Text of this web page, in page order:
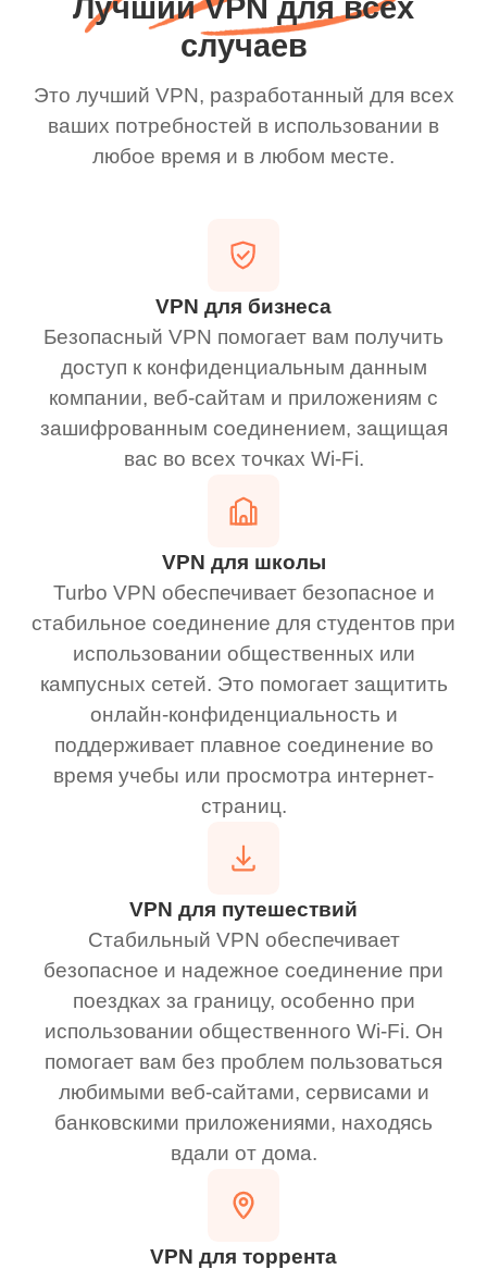
Лучший VPN для всех
случаев
Это лучший VPN, разработанный для всех
ваших потребностей в использовании в
любое время и в любом месте.
VPN для бизнеса
Безопасный VPN помогает вам получить
доступ к конфиденциальным данным
компании, веб-сайтам и приложениям с
зашифрованным соединением, защищая
вас во всех точках Wi-Fi.
VPN для школы
Turbo VPN обеспечивает безопасное и
стабильное соединение для студентов при
использовании общественных или
кампусных сетей. Это помогает защитить
онлайн-конфиденциальность и
поддерживает плавное соединение во
время учебы или просмотра интернет-
страниц.
VPN для путешествий
Стабильный VPN обеспечивает
безопасное и надежное соединение при
поездках за границу, особенно при
использовании общественного Wi-Fi. Он
помогает вам без проблем пользоваться
любимыми веб-сайтами, сервисами и
банковскими приложениями, находясь
вдали от дома.
VPN для торрента